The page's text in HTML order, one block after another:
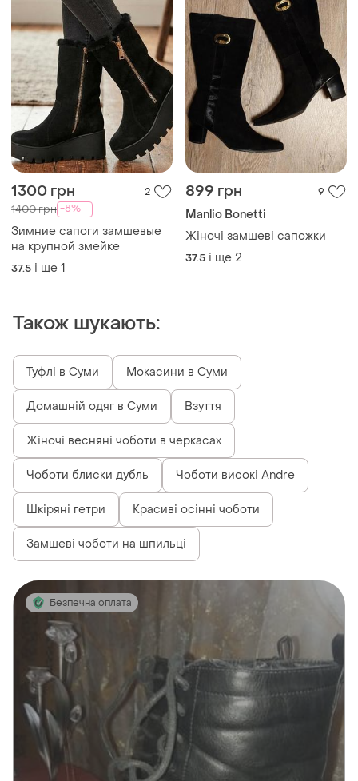
1300 грн 2
1400 грн -8%
Зимние сапоги замшевые
на крупной змейке
37.5 і ще 1
899 грн 9
Manlio Bonetti
Жіночі замшеві сапожки
37.5 і ще 2
Також шукають:
Туфлі в Суми Мокасини в Суми
Домашній одяг в Суми Взуття
Жіночі весняні чоботи в черкасах
Чоботи блиски дубль Чоботи високі Andre
Шкіряні гетри Красиві осінні чоботи
Замшеві чоботи на шпильці
Безпечна оплата